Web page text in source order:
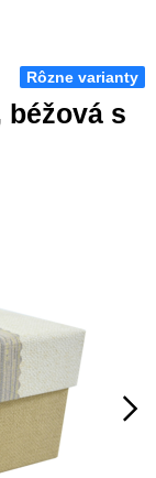
Rôzne varianty
béžová s